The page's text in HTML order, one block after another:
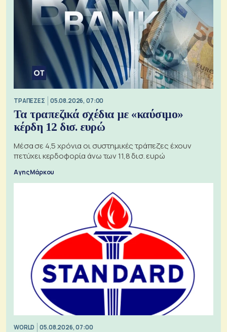
ΤΡΑΠΕΖΕΣ 05.08.2026, 07:00
Τα τραπεζικά σχέδια με «καύσιμο»
κέρδη 12 δισ. ευρώ
Μέσα σε 4,5 χρόνια οι συστημικές τράπεζες έχουν
πετύχει κερδοφορία άνω των 11,8 δισ. ευρώ
Αγης Μάρκου
WORLD 05.08.2026, 07:00